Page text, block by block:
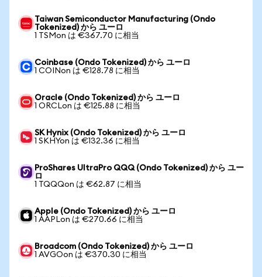
Taiwan Semiconductor Manufacturing (Ondo
Tokenized) から ユーロ
1 TSMon は €367.70 に相当
Coinbase (Ondo Tokenized) から ユーロ
1 COINon は €128.78 に相当
Oracle (Ondo Tokenized) から ユーロ
1 ORCLon は €125.88 に相当
SK Hynix (Ondo Tokenized) から ユーロ
1 SKHYon は €132.36 に相当
ProShares UltraPro QQQ (Ondo Tokenized) から ユー
ロ
1 TQQQon は €62.87 に相当
Apple (Ondo Tokenized) から ユーロ
1 AAPLon は €270.66 に相当
Broadcom (Ondo Tokenized) から ユーロ
1 AVGOon は €370.30 に相当